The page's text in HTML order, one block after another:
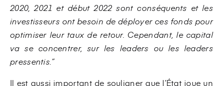
2020, 2021 et début 2022 sont conséquents et les
investisseurs ont besoin de déployer ces fonds pour
optimiser leur taux de retour. Cependant, le capital
va se concentrer, sur les leaders ou les leaders
pressentis.”
Il est aussi important de souligner que l’État joue un